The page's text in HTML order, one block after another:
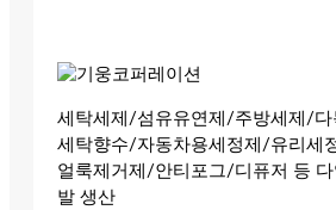
세탁세제/섬유유연제/주방세제/다
세탁향수/자동차용세정제/유리세
얼룩제거제/안티포그/디퓨저 등 다
발 생산